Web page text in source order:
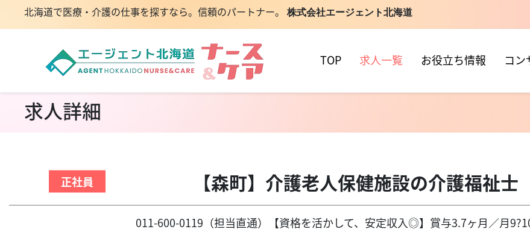
北海道で医療・介護の仕事を探すなら。信頼のパートナー。 株式会社エージェント北海道
TOP 求人一覧 お役立ち情報 コン
求人詳細
正社員 【森町】介護老人保健施設の介護福祉士
011-600-0119（担当直通）【資格を活かして、安定収入◎】賞与3.7ヶ月／月